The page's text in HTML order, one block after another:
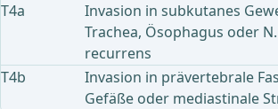
T4a
Invasion in subkutanes
Trachea, Ösophagus oder
recurrens
T4b
Invasion in prävertebrale
Gefäße oder mediastinale